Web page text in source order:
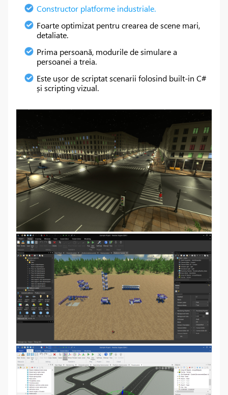
Constructor platforme industriale.
Foarte optimizat pentru crearea de scene mari,
detaliate.
Prima persoană, modurile de simulare a
persoanei a treia.
Este ușor de scriptat scenarii folosind built-in C#
și scripting vizual.